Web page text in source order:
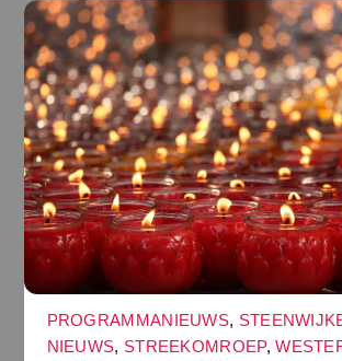
PROGRAMMANIEUWS,
NIEUWS, STREEKOMROEP,